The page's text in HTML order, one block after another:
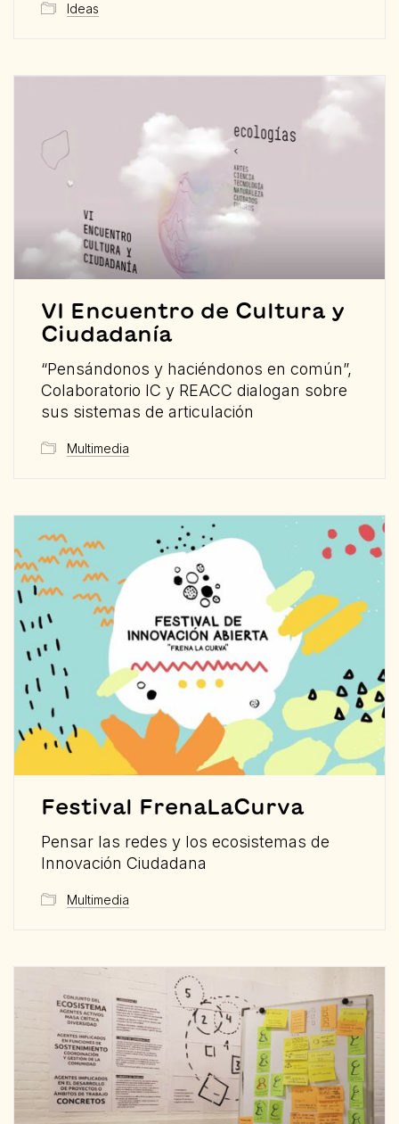
Ideas
VI Encuentro de Cultura y
Ciudadanía
“Pensándonos y haciéndonos en común”,
Colaboratorio IC y REACC dialogan sobre
sus sistemas de articulación
Multimedia
Festival FrenaLaCurva
Pensar las redes y los ecosistemas de
Innovación Ciudadana
Multimedia